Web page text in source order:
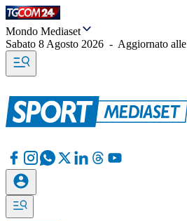
Mondo Mediaset
Sabato 8 Agosto 2026 - Aggiornato alle